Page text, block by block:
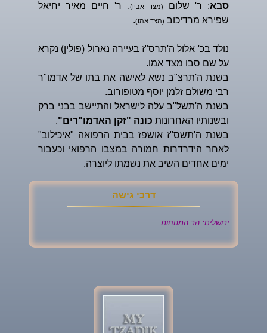
סבא: ר' שלום (מצד אביו), ר' חיים מאיר יחיאל
שפירא מרדיכוב (מצד אמו).
נולד בכ' אלול ה'תרס"ז בעיירה נארול (פולין) נקרא
על שם סבו מצד אמו.
בשנת ה'תרצ"ב נשא לאישה את בתו של אדמו"ר
רבי משולם זלמן יוסף מטופורוב.
בשנת ה'תשל"ב עלה לישראל והתיישב בבני ברק
ובשנותיו האחרונות כונה "זקן האדמו"רים".
בשנת ה'תשס"ז אושפז בבית הרפואה "איכילוב"
לאחר הידרדרות חמורה במצבו הרפואי וכעבור
ימים אחדים השיב את נשמתו ליוצרה.
דרכי גישה
ירושלים: הר המנוחות